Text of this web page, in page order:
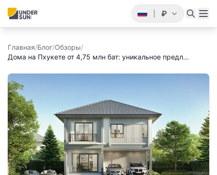
₽
Главная/Блог/Обзоры/
Дома на Пхукете от 4,75 млн бат: уникальное предл…